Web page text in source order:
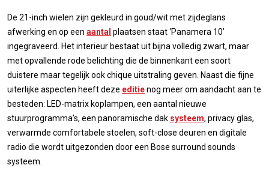
De 21-inch wielen zijn gekleurd in goud/wit met zijdeglans
afwerking en op een aantal plaatsen staat ‘Panamera 10’
ingegraveerd. Het interieur bestaat uit bijna volledig zwart, maar
met opvallende rode belichting die de binnenkant een soort
duistere maar tegelijk ook chique uitstraling geven. Naast die fijne
uiterlijke aspecten heeft deze editienog meer om aandacht aan te
besteden: LED-matrix koplampen, een aantal nieuwe
stuurprogramma’s, een panoramische dak systeem, privacy glas,
verwarmde comfortabele stoelen, soft-close deuren en digitale
radio die wordt uitgezonden door een Bose surround sounds
systeem.